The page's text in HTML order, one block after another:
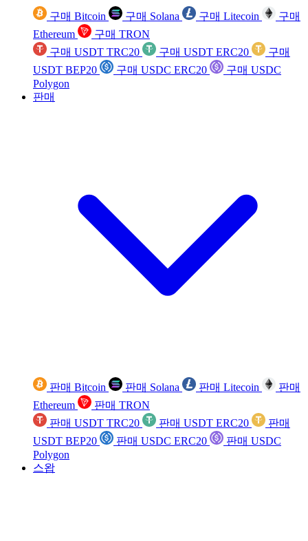
구매 Bitcoin 구매 Solana 구매 Litecoin
구매
Ethereum
구매 TRON
구매 USDT TRC20
구매 USDT ERC20
구매
USDT BEP20
구매 USDC ERC20
구매 USDC
Polygon
판매
판매 Bitcoin 판매 Solana 판매 Litecoin
판매
Ethereum
판매 TRON
판매 USDT TRC20
판매 USDT ERC20
판매
USDT BEP20
판매 USDC ERC20
판매 USDC
Polygon
스왑